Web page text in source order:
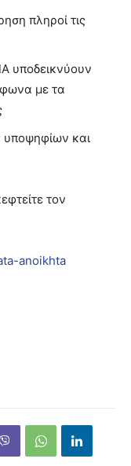
πληροί τις
υποδεικνύουν
με τα
υποψηφίων και
τον
anoikhta